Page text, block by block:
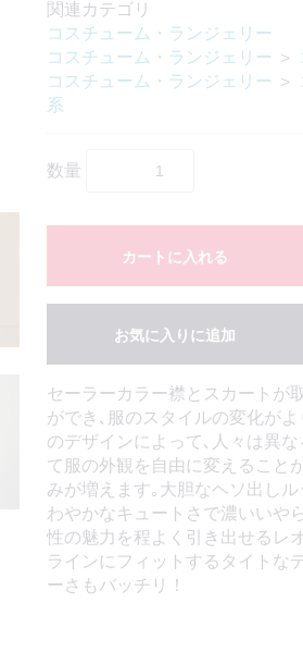
関連カテゴリ
コスチューム・ランジェリー
コスチューム・ランジェリー ＞
コスチューム・ランジェリー ＞
系
数量
カートに入れる
お気に入りに追加
セーラーカラー襟とスカートが
ができ､服のスタイルの変化がよ
のデザインによって､人々は異
て服の外観を自由に変えること
みが増えます｡大胆なヘソ出し
わやかなキュートさで濃いいや
性の魅力を程よく引き出せるレ
ラインにフィットするタイトな
ーさもバッチリ！